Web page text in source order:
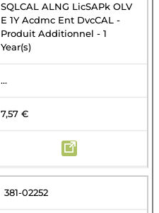
SQLCAL ALNG LicSAPk OLV
E 1Y Acdmc Ent DvcCAL -
Produit Additionnel - 1
Year(s)
...
7,57 €
381-02252